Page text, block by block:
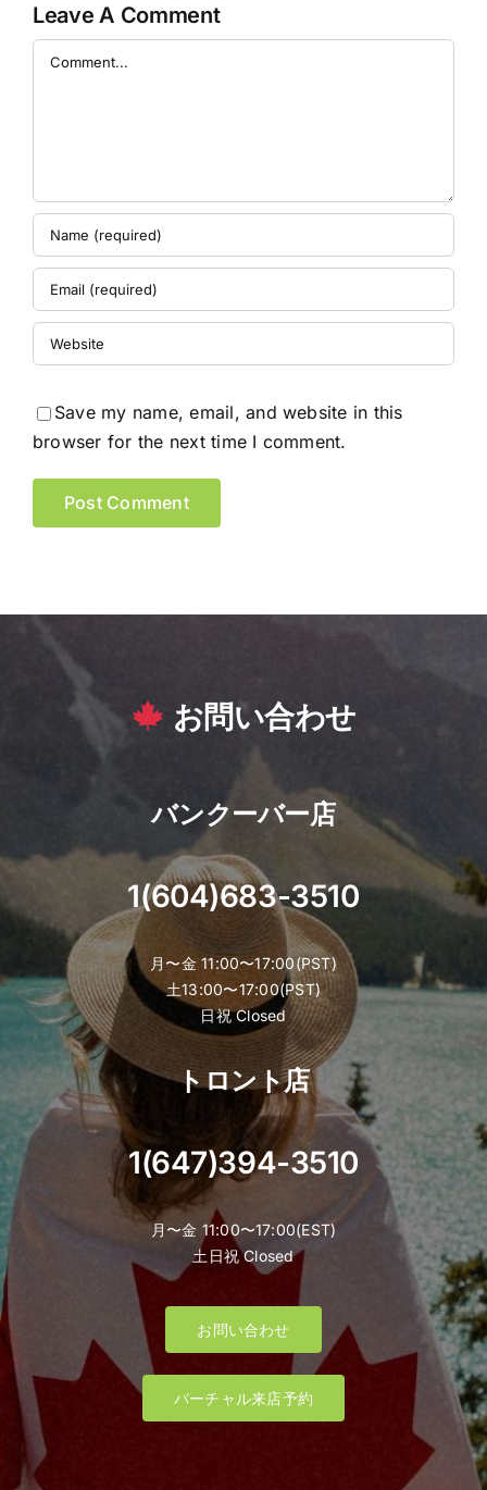
Leave A Comment
Comment
Save my name, email, and website in this
browser for the next time I comment.
お問い合わせ
バンクーバー店
1(604)683-3510
月〜金 11:00〜17:00(PST)
土13:00〜17:00(PST)
日祝 Closed
トロント店
1(647)394-3510
月〜金 11:00〜17:00(EST)
土日祝 Closed
お問い合わせ
バーチャル来店予約